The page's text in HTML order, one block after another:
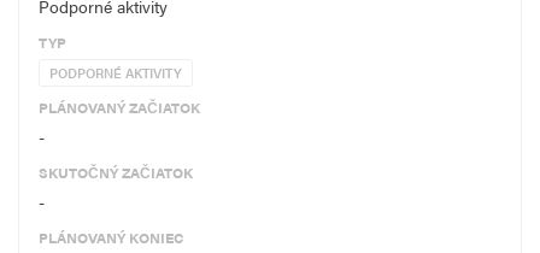
Podporné aktivity
TYP
PODPORNÉ AKTIVITY
PLÁNOVANÝ ZAČIATOK
-
SKUTOČNÝ ZAČIATOK
-
PLÁNOVANÝ KONIEC